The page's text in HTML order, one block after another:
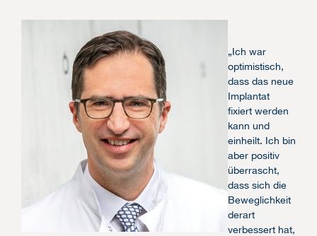
„Ich war
optimistisch,
dass das neue
Implantat
fixiert werden
kann und
einheilt. Ich bin
aber positiv
überrascht,
dass sich die
Beweglichkeit
derart
verbessert hat,